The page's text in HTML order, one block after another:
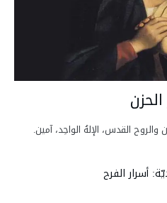
القدس، الإلهُ الواحِد، آمين.
أسرار الفرح